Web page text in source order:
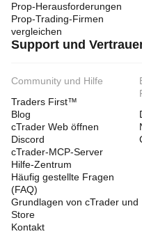
Prop-Herausforderungen
Prop-Trading-Firmen
vergleichen
Support und
Community und Hilfe
Traders First™
Blog
cTrader Web öffnen
Discord
cTrader-MCP-Server
Hilfe-Zentrum
Häufig gestellte Fragen
(FAQ)
Grundlagen von cTrader und
Store
Kontakt